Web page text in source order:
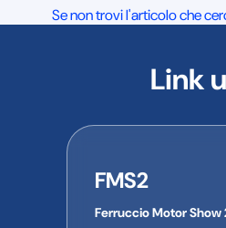
Se non trovi l'articolo che
Link
FMS2
Ferruccio Motor Show